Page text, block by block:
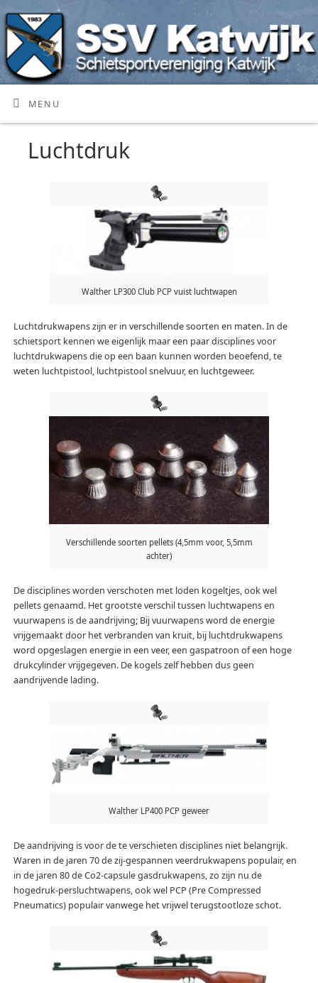
MENU
Luchtdruk
Walther LP300 Club PCP vuist luchtwapen
Luchtdrukwapens zijn er in verschillende soorten en maten. In de
schietsport kennen we eigenlijk maar een paar disciplines voor
luchtdrukwapens die op een baan kunnen worden beoefend, te
weten luchtpistool, luchtpistool snelvuur, en luchtgeweer.
Verschillende soorten pellets (4,5mm voor, 5,5mm
achter)
De disciplines worden verschoten met loden kogeltjes, ook wel
pellets genaamd. Het grootste verschil tussen luchtwapens en
vuurwapens is de aandrijving; Bij vuurwapens word de energie
vrijgemaakt door het verbranden van kruit, bij luchtdrukwapens
word opgeslagen energie in een veer, een gaspatroon of een hoge
drukcylinder vrijgegeven. De kogels zelf hebben dus geen
aandrijvende lading.
Walther LP400 PCP geweer
De aandrijving is voor de te verschieten disciplines niet belangrijk.
Waren in de jaren 70 de zij-gespannen veerdrukwapens populair, en
in de jaren 80 de Co2-capsule gasdrukwapens, zo zijn nu de
hogedruk-persluchtwapens, ook wel PCP (Pre Compressed
Pneumatics) populair vanwege het vrijwel terugstootloze schot.